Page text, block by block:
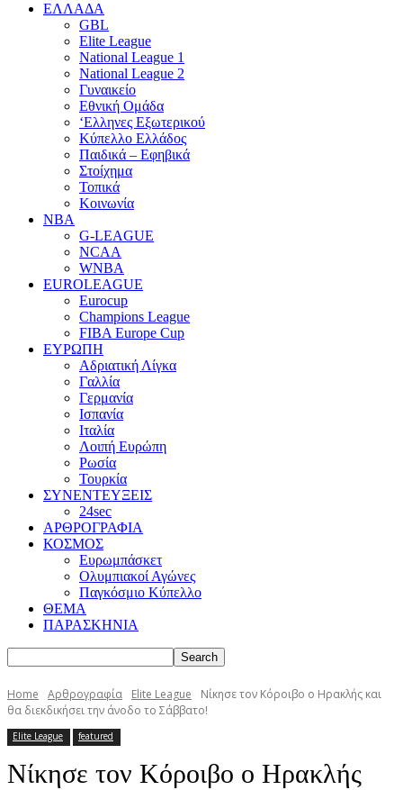
EΛΛΑΔΑ
GBL
Elite League
National League 1
National League 2
Γυναικείο
Εθνική Ομάδα
‘Ελληνες Εξωτερικού
Κύπελλο Ελλάδος
Παιδικά – Εφηβικά
Στοίχημα
Τοπικά
Κοινωνία
NBA
G-LEAGUE
NCAA
WNBA
ΕUROLEAGUE
Eurocup
Champions League
FIBA Europe Cup
ΕΥΡΩΠΗ
Αδριατική Λίγκα
Γαλλία
Γερμανία
Ισπανία
Ιταλία
Λοιπή Ευρώπη
Ρωσία
Τουρκία
ΣΥΝΕΝΤΕΥΞΕΙΣ
24sec
ΑΡΘΡΟΓΡΑΦΙΑ
ΚΟΣΜΟΣ
Ευρωμπάσκετ
Ολυμπιακοί Αγώνες
Παγκόσμιο Κύπελλο
ΘΕΜΑ
ΠΑΡΑΣΚΗΝΙΑ
Home Αρθρογραφία Elite League
Νίκησε τον Κόροιβο ο Ηρακλής και
θα διεκδικήσει την άνοδο το Σάββατο!
Elite League featured
Νίκησε τον Κόροιβο ο Ηρακλής